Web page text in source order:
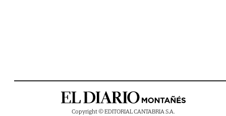
Copyright © EDITORIAL CANTABRIA S.A.